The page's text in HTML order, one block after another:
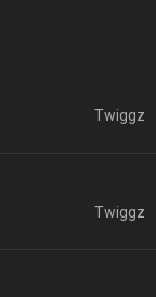
Twiggz
Twiggz